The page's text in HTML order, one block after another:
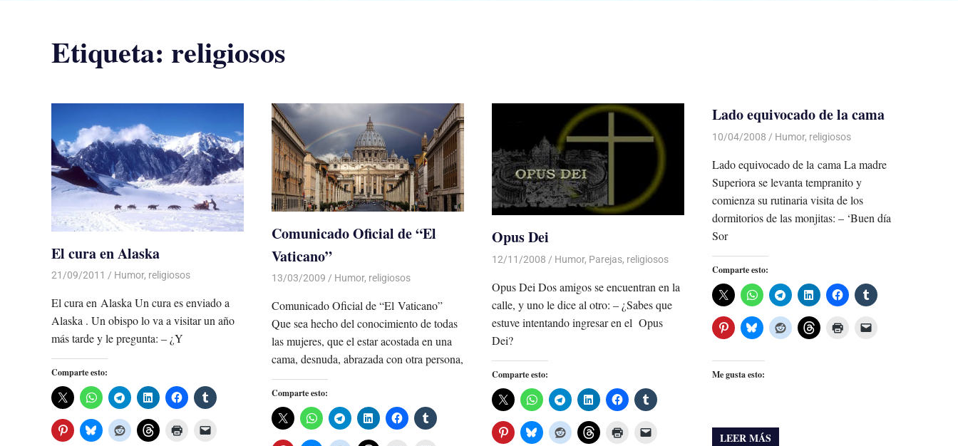
Etiqueta: religiosos
El cura en Alaska
21/09/2011 Luis Castellanos
Humor, religiosos
El cura en Alaska Un cura es enviado a
Alaska . Un obispo lo va a visitar un año
más tarde y le pregunta: – ¿Y
Comparte esto:
Comunicado Oficial de “El
Vaticano”
13/03/2009 Luis Castellanos
Humor, religiosos
Comunicado Oficial de “El Vaticano”
Que sea hecho del conocimiento de todas
las mujeres, que el estar acostada en una
cama, desnuda, abrazada con otra persona,
Comparte esto:
Opus Dei
12/11/2008 Luis Castellanos
Humor, Parejas, religiosos
Opus Dei Dos amigos se encuentran en la
calle, y uno le dice al otro: – ¿Sabes que
estuve intentando ingresar en el Opus
Dei?
Comparte esto:
Lado equivocado de la cama
10/04/2008 Luis Castellanos
Humor, religiosos
Lado equivocado de la cama La madre
Superiora se levanta tempranito y
comienza su rutinaria visita de los
dormitorios de las monjitas: – ‘Buen día
Sor
Comparte esto:
Me gusta esto:
LEER MÁS